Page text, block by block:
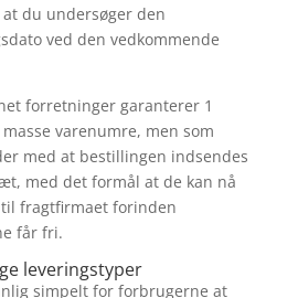
du undersøger den
ved den vedkommende
forretninger garanterer 1
varenumre, men som
med at bestillingen indsendes
med det formål at de kan nå
fragtfirmaet forinden
får fri.
leveringstyper
simpelt for forbrugerne at